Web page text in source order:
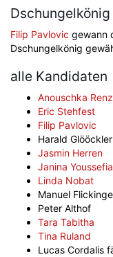
Dschungelkönig
Filip Pavlovic gewann
Dschungelkönig
alle Kandidaten
Anouschka
Eric Stehfest
Filip Pavlovic
Harald Glööckler
Jasmin Herren
Janina
Linda Nobat
Manuel
Peter Althof
Tara Tabitha
Tina Ruland
Lucas Cordalis